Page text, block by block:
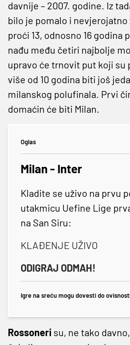
davnije – 2007. godine. Iz
bilo je pomalo i nevjerojatno
proći 13, odnosno 16 godina
nađu među četiri najbolje
upravo će trnovit put koji su
više od 10 godina biti još
milanskog polufinala. Prvi
domaćin će biti Milan.
Oglas
Milan - Inter
Kladite se uživo na prvu
utakmicu Uefine Lige
na San Siru:
KLAĐENJE UŽIVO
ODIGRAJ ODMAH!
Igre na sreću mogu dovesti do
Rossoneri su, ne tako